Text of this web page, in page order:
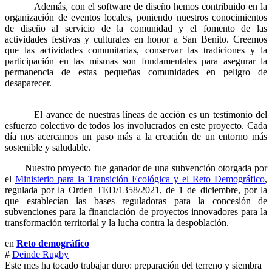
Además, con el software de diseño hemos contribuido en la
organización de eventos locales, poniendo nuestros conocimientos
de diseño al servicio de la comunidad y el fomento de las
actividades festivas y culturales en honor a San Benito. Creemos
que las actividades comunitarias, conservar las tradiciones y la
participación en las mismas son fundamentales para asegurar la
permanencia de estas pequeñas comunidades en peligro de
desaparecer.
El avance de nuestras líneas de acción es un testimonio del
esfuerzo colectivo de todos los involucrados en este proyecto. Cada
día nos acercamos un paso más a la creación de un entorno más
sostenible y saludable.
Nuestro proyecto fue ganador de una subvención otorgada por
el Ministerio para la Transición Ecológica y el Reto Demográfico,
regulada por la Orden TED/1358/2021, de 1 de diciembre, por la
que establecían las bases reguladoras para la concesión de
subvenciones para la financiación de proyectos innovadores para la
transformación territorial y la lucha contra la despoblación.
en Reto demográfico
# Deinde Rugby
Este mes ha tocado trabajar duro: preparación del terreno y siembra